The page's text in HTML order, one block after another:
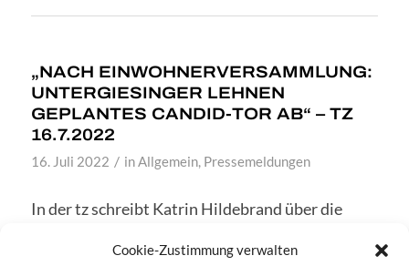
Cookie-Zustimmung verwalten
„NACH EINWOHNERVERSAMMLUNG:
UNTERGIESINGER LEHNEN
GEPLANTES CANDID-TOR AB“ – TZ
16.7.2022
16. Juli 2022 / inAllgemein, Pressemeldungen
In der tz schreibt Katrin Hildebrand über die
Säbener Straße.